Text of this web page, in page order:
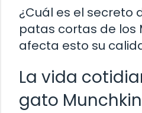
¿Cuál es el secreto
patas cortas de los
afecta esto su
La vida
gato Munchkin